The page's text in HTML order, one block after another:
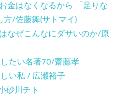
金はなくなるから 「足りな
/佐藤舞(サトマイ)
なぜこんなにダサいのか/原
たい名著70/齋藤孝
い私 / 広瀬裕子
砂川チト